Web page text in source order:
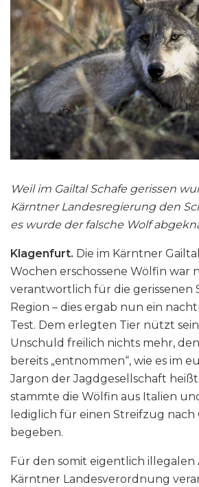
Weil im Gailtal Schafe gerissen
Kärntner Landesregierung den
es wurde der falsche Wolf
Klagenfurt. Die im Kärntner
Wochen erschossene Wölfin war
verantwortlich für die gerissenen
Region – dies ergab nun ein
Test. Dem erlegten Tier nützt
Unschuld freilich nichts mehr,
bereits „entnommen“, wie es im
Jargon der Jagdgesellschaft
stammte die Wölfin aus Italien
lediglich für einen Streifzug nach
begeben.
Für den somit eigentlich illegalen
Kärntner Landesverordnung